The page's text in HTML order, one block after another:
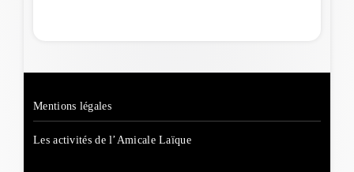
Mentions légales
Les activités de l’Amicale Laïque